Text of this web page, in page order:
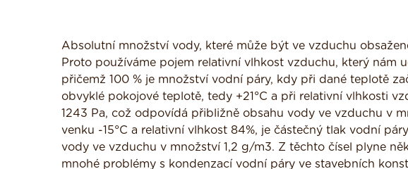
Absolutní množství vody, které může být ve vzduchu
Proto používáme pojem relativní vlhkost vzduchu, který nám
přičemž 100 % je množství vodní páry, kdy při dané teplotě
obvyklé pokojové teplotě, tedy +21°C a při relativní vlhkosti
1243 Pa, což odpovídá přibližně obsahu vody ve vzduchu v
venku -15°C a relativní vlhkost 84%, je částečný tlak vodní
vody ve vzduchu v množství 1,2 g/m3. Z těchto čísel plyne
mnohé problémy s kondenzací vodní páry ve stavebních